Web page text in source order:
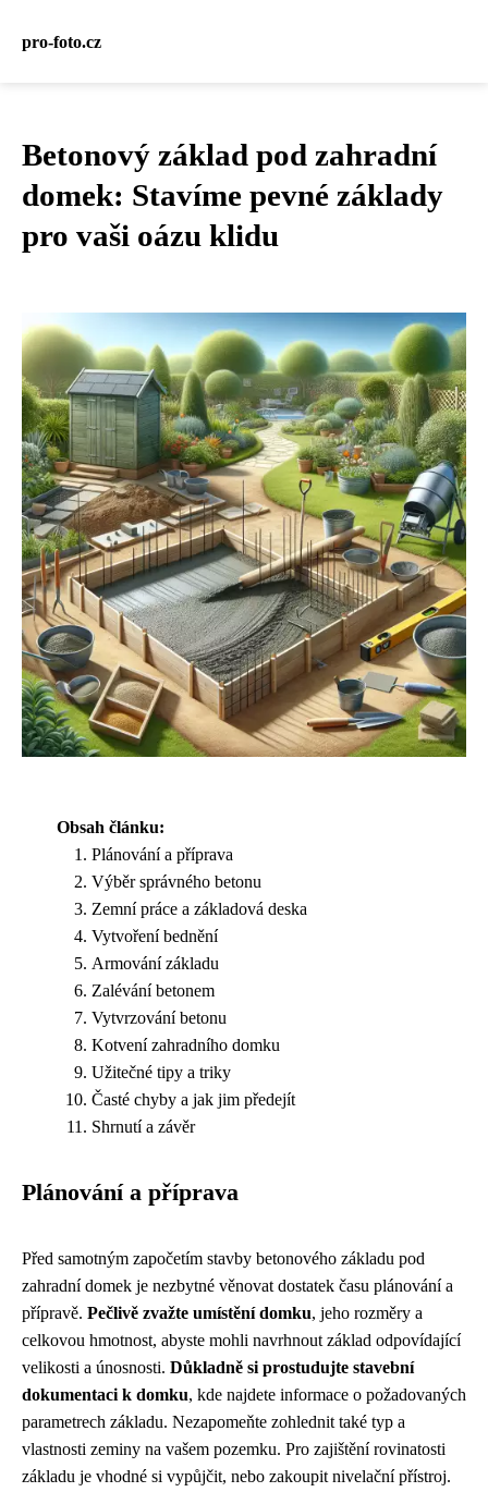
pro-foto.cz
Betonový základ pod zahradní
domek: Stavíme pevné základy
pro vaši oázu klidu
Obsah článku:
Plánování a příprava
Výběr správného betonu
Zemní práce a základová deska
Vytvoření bednění
Armování základu
Zalévání betonem
Vytvrzování betonu
Kotvení zahradního domku
Užitečné tipy a triky
Časté chyby a jak jim předejít
Shrnutí a závěr
Plánování a příprava
Před samotným započetím stavby betonového základu pod
zahradní domek je nezbytné věnovat dostatek času plánování a
přípravě. Pečlivě zvažte umístění domku, jeho rozměry a
celkovou hmotnost, abyste mohli navrhnout základ odpovídající
velikosti a únosnosti. Důkladně si prostudujte stavební
dokumentaci k domku, kde najdete informace o požadovaných
parametrech základu. Nezapomeňte zohlednit také typ a
vlastnosti zeminy na vašem pozemku. Pro zajištění rovinatosti
základu je vhodné si vypůjčit, nebo zakoupit nivelační přístroj.